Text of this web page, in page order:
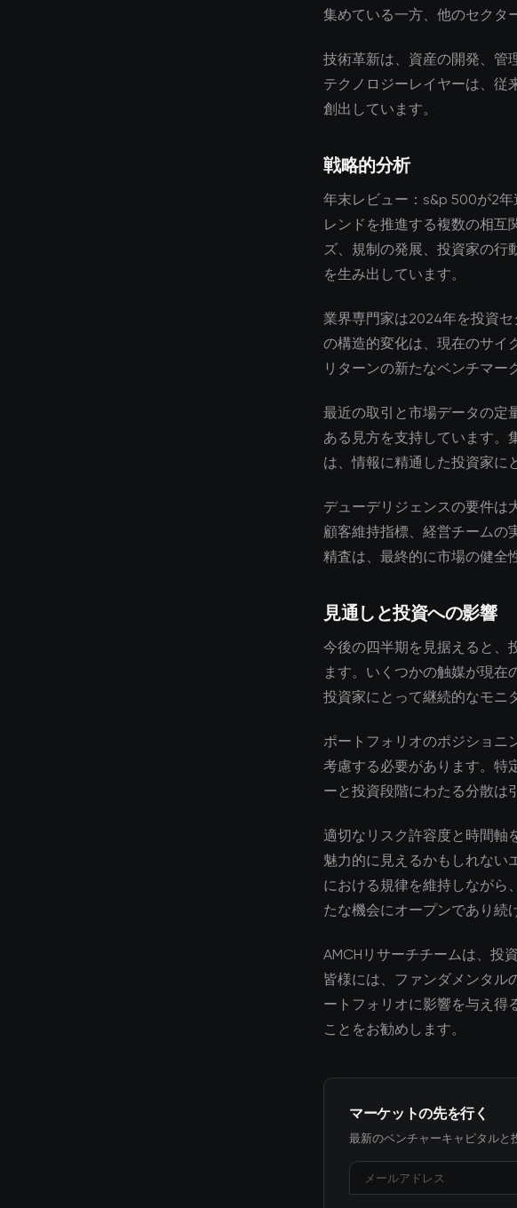
集めている一方、他のセクタ
技術革新は、資産の開発、管
テクノロジーレイヤーは、従
創出しています。
戦略的分析
年末レビュー：s&p 500が2
レンドを推進する複数の相互
ズ、規制の発展、投資家の行
を生み出しています。
業界専門家は2024年を投資
の構造的変化は、現在のサイ
リターンの新たなベンチマー
最近の取引と市場データの定
ある見方を支持しています。
は、情報に精通した投資家に
デューデリジェンスの要件は
顧客維持指標、経営チームの
精査は、最終的に市場の健全
見通しと投資への影響
今後の四半期を見据えると、
ます。いくつかの触媒が現在
投資家にとって継続的なモニ
ポートフォリオのポジショニ
考慮する必要があります。特
ーと投資段階にわたる分散は
適切なリスク許容度と時間軸
魅力的に見えるかもしれない
における規律を維持しながら
たな機会にオープンであり続
AMCHリサーチチームは、投
皆様には、ファンダメンタル
ートフォリオに影響を与え得
ことをお勧めします。
マーケットの先を行く
最新のベンチャーキャピタルと